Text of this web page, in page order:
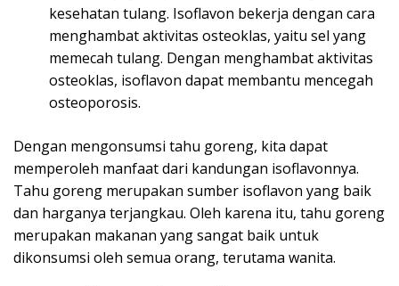
kesehatan tulang. Isoflavon bekerja dengan cara
menghambat aktivitas osteoklas, yaitu sel yang
memecah tulang. Dengan menghambat aktivitas
osteoklas, isoflavon dapat membantu mencegah
osteoporosis.
Dengan mengonsumsi tahu goreng, kita dapat
memperoleh manfaat dari kandungan isoflavonnya.
Tahu goreng merupakan sumber isoflavon yang baik
dan harganya terjangkau. Oleh karena itu, tahu goreng
merupakan makanan yang sangat baik untuk
dikonsumsi oleh semua orang, terutama wanita.